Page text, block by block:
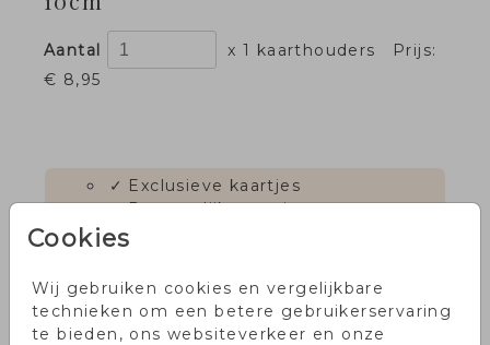
Cookies
Wij gebruiken cookies en vergelijkbare
technieken om een betere gebruikerservaring
te bieden, ons websiteverkeer en onze
Aantal x 1 kaarthouders
Prijs:
€ 8,95
✓ Exclusieve kaartjes
✓ Persoonlijke service
✓ Voor 18.00 uur besteld, dezelfde
✓
Onze klanten waarderen ons
met een 9!